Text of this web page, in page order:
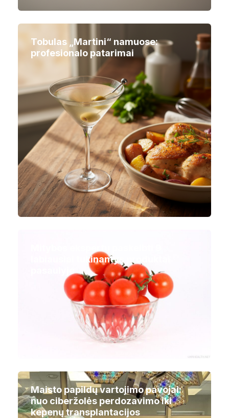
Tobulas „Martini“ namuose:
profesionalo patarimai
labiausiai tukinantys produktai
Maisto papildų vartojimo pavojai:
nuo ciberžolės perdozavimo iki
kepenų transplantacijos